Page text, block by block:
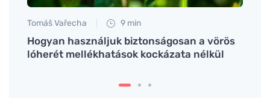
Tomáš Vařecha 9 min
Hogyan használjuk biztonságosan a vörös
lóherét mellékhatások kockázata nélkül